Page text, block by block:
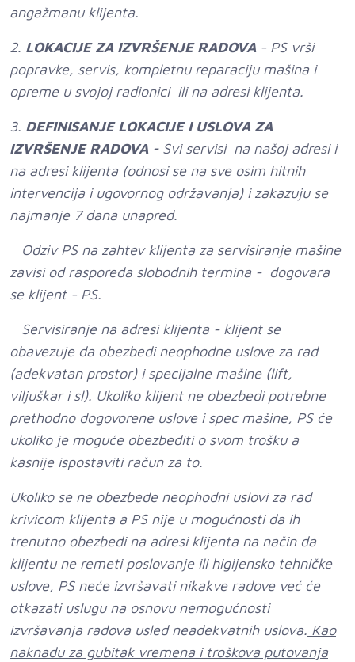
angažmanu klijenta.
2. LOKACIJE ZA IZVRŠENJE RADOVA- PS vrši
popravke, servis, kompletnu reparaciju mašina i
opreme u svojoj radionici ili na adresi klijenta.
3. DEFINISANJE LOKACIJE I USLOVA ZA
IZVRŠENJE RADOVA -Svi servisi na našoj adresi i
na adresi klijenta (odnosi se na sve osim hitnih
intervencija i ugovornog održavanja) i zakazuju se
najmanje 7 dana unapred.
Odziv PS na zahtev klijenta za servisiranje mašine
zavisi od rasporeda slobodnih termina - dogovara
se klijent - PS.
Servisiranje na adresi klijenta - klijent se
obavezuje da obezbedi neophodne uslove za rad
(adekvatan prostor) i specijalne mašine (lift,
viljuškar i sl). Ukoliko klijent ne obezbedi potrebne
prethodno dogovorene uslove i spec mašine, PS će
ukoliko je moguće obezbediti o svom trošku a
kasnije ispostaviti račun za to.
Ukoliko se ne obezbede neophodni uslovi za rad
krivicom klijenta a PS nije u mogućnosti da ih
trenutno obezbedi na adresi klijenta na način da
klijentu ne remeti poslovanje ili higijensko tehničke
uslove, PS neće izvršavati nikakve radove već će
otkazati uslugu na osnovu nemogućnosti
izvršavanja radova usled neadekvatnih uslova. Kao
naknadu za gubitak vremena i troškova putovanja